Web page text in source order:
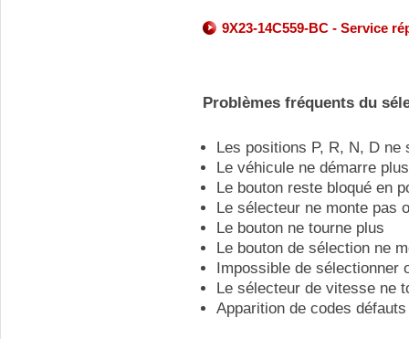
9X23-14C559-BC - Service
Problèmes fréquents du
Les positions P, R, N, D ne
Le véhicule ne démarre
Le bouton reste bloqué en
Le sélecteur ne monte pas
Le bouton ne tourne plus
Le bouton de sélection ne
Impossible de sélectionner
Le sélecteur de vitesse ne
Apparition de codes